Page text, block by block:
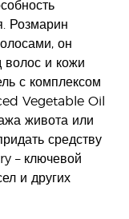
Розмарин
он
волос и кожи
с комплексом
Vegetable Oil
живота или
средству
– ключевой
и других